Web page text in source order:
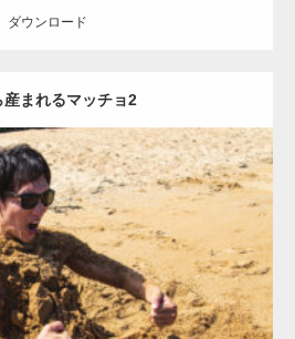
ダウンロード
産まれるマッチョ2
2021.07.8
オレンジの人 AKIHITO(細マッチョ)